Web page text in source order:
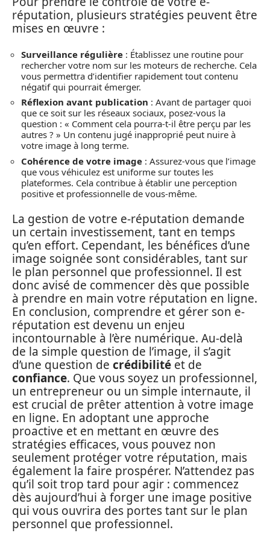
réputation, plusieurs stratégies peuvent être
mises en œuvre :
Surveillance régulière : Établissez une routine pour
rechercher votre nom sur les moteurs de recherche. Cela
vous permettra d’identifier rapidement tout contenu
négatif qui pourrait émerger.
Réflexion avant publication : Avant de partager quoi
que ce soit sur les réseaux sociaux, posez-vous la
question : « Comment cela pourra-t-il être perçu par les
autres ? » Un contenu jugé inapproprié peut nuire à
votre image à long terme.
Cohérence de votre image : Assurez-vous que l’image
que vous véhiculez est uniforme sur toutes les
plateformes. Cela contribue à établir une perception
positive et professionnelle de vous-même.
La gestion de votre e-réputation demande
un certain investissement, tant en temps
qu’en effort. Cependant, les bénéfices d’une
image soignée sont considérables, tant sur
le plan personnel que professionnel. Il est
donc avisé de commencer dès que possible
à prendre en main votre réputation en ligne.
En conclusion, comprendre et gérer son e-
réputation est devenu un enjeu
incontournable à l’ère numérique. Au-delà
de la simple question de l’image, il s’agit
d’une question de crédibilité et de
confiance. Que vous soyez un professionnel,
un entrepreneur ou un simple internaute, il
est crucial de prêter attention à votre image
en ligne. En adoptant une approche
proactive et en mettant en œuvre des
stratégies efficaces, vous pouvez non
seulement protéger votre réputation, mais
également la faire prospérer. N’attendez pas
qu’il soit trop tard pour agir : commencez
dès aujourd’hui à forger une image positive
qui vous ouvrira des portes tant sur le plan
personnel que professionnel.